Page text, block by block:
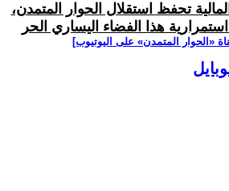
تحفظ استقلال الحوار المتمدن،
هذا الفضاء اليساري الحر
‫«الحوار المتمدن» على اليوتيوب]